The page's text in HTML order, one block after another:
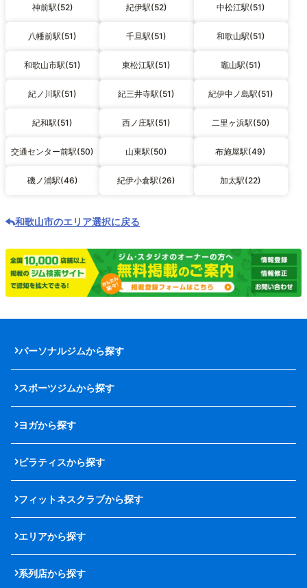
神前駅(52) 紀伊駅(52) 中松江駅(51)
八幡前駅(51) 千旦駅(51) 和歌山駅(51)
和歌山市駅(51) 東松江駅(51) 竈山駅(51)
紀ノ川駅(51) 紀三井寺駅(51) 紀伊中ノ島駅(51)
紀和駅(51) 西ノ庄駅(51) 二里ヶ浜駅(50)
交通センター前駅(50) 山東駅(50) 布施屋駅(49)
磯ノ浦駅(46) 紀伊小倉駅(26) 加太駅(22)
和歌山市のエリア選択に戻る
パーソナルジムから探す
スポーツジムから探す
ヨガから探す
ピラティスから探す
フィットネスクラブから探す
エリアから探す
系列店から探す